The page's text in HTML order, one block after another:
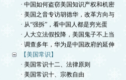
· 中国如何盗窃美国知识产权和机密
· 美国之音专访胡德华，改革方向与
· 从“强拆”，看中国人都是穷光蛋
· 人大立法假投降，美国鬼子不上当
· 调查多年，华为是中国政府的延伸
【美国常识】
· 美国常识十二、法律原则
· 美国常识十、宗教自由